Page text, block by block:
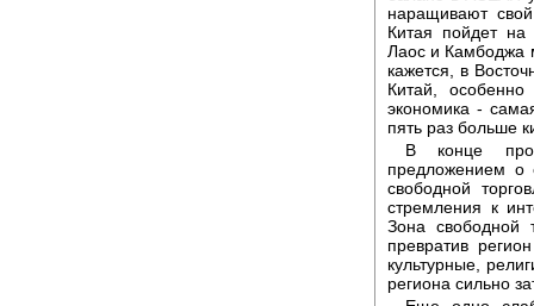
наращивают
Китая пойдет на
Лаос и Камбоджа
кажется, в
Китай,
экономика -
пять раз больше
В конце
предложением о
свободной
стремления к
Зона свободной
превратив
культурные,
региона сильно